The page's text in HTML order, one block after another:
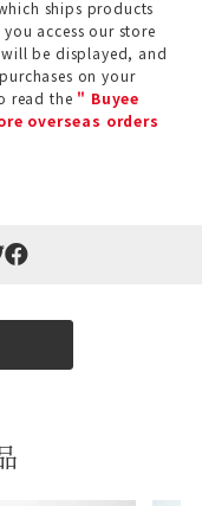
ships products
you access our store
be displayed, and
on your
read the " Buyee
overseas orders